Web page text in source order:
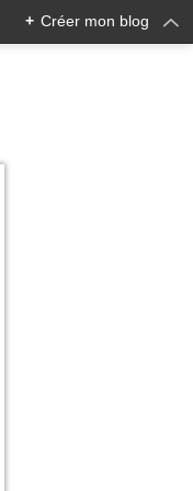
+ Créer mon blog